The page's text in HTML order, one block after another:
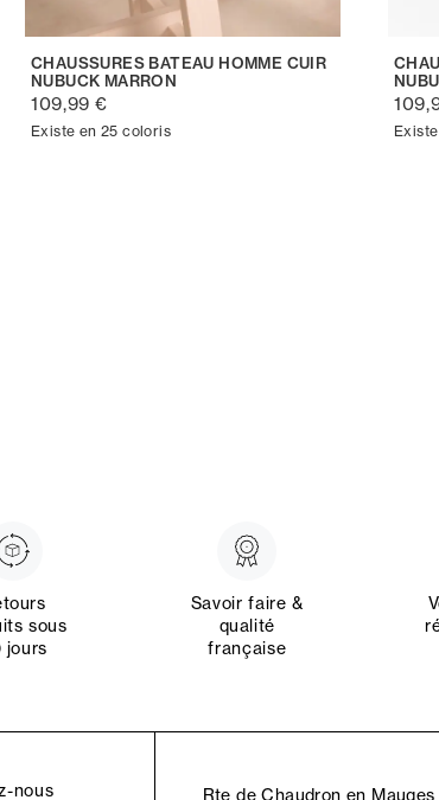
CHAUSSURES BATEAU HOMME CUIR
NUBUCK MARRON
109,99 €
Existe en 25 coloris
sous
jours
Savoir faire &
qualité
française
nous
Rte de Chaudron en Mauges